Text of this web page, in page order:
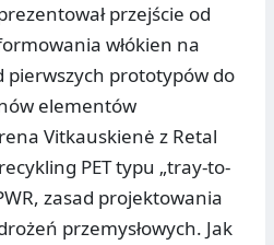
przejście od
włókien na
pierwszych prototypów do
elementów
Vitkauskienė z Retal
PET typu „tray-to-
zasad projektowania
przemysłowych. Jak